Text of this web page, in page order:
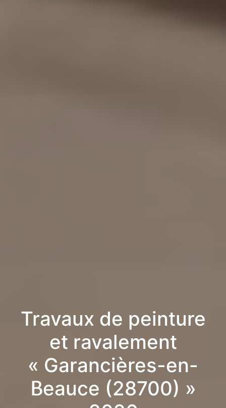
Travaux de peinture
et ravalement
« Garancières-en-
Beauce (28700) »